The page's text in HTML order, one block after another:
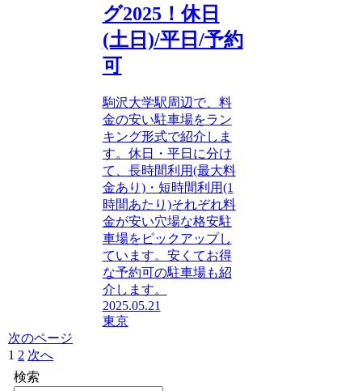
グ2025！休日
(土日)/平日/予約
可
駒沢大学駅周辺で、料
金の安い駐車場をラン
キング形式で紹介しま
す。休日・平日に分け
て、長時間利用(最大料
金あり)・短時間利用(1
時間あたり)それぞれ料
金が安い穴場な格安駐
車場をピックアップし
ています。安くてお得
な予約可の駐車場も紹
介します。
2025.05.21
東京
次のページ
1 2 次へ
検索